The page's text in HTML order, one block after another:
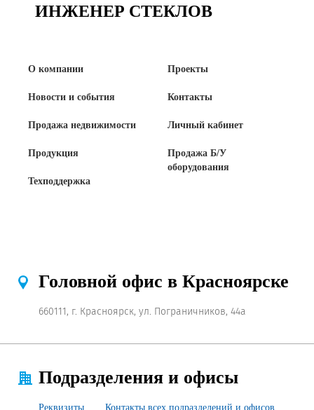
ИНЖЕНЕР СТЕКЛОВ
О компании
Новости и события
Продажа недвижимости
Продукция
Техподдержка
Проекты
Контакты
Личный кабинет
Продажа Б/У
оборудования
Головной офис в Красноярске
660111, г. Красноярск, ул. Пограничников, 44а
Подразделения и офисы
Реквизиты Контакты всех подразделений и офисов